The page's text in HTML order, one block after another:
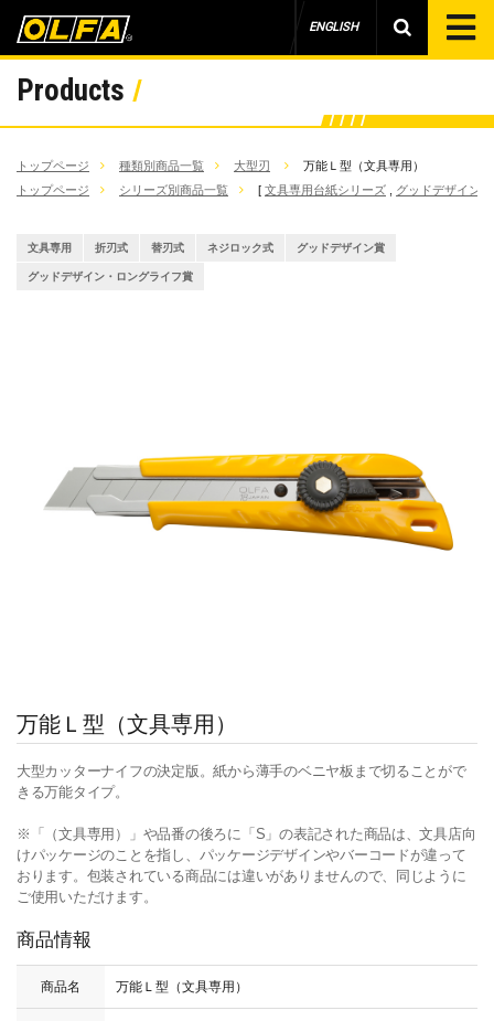
ENGLISH
Products
トップページ 種類別商品一覧 大型刃
万能Ｌ型（文具専用）
トップページ
シリーズ別商品一覧 [ 文具専用台紙シリーズ グッドデザイン
文具専用 折刃式 替刃式 ネジロック式 グッドデザイン賞
グッドデザイン・ロングライフ賞
万能Ｌ型（文具専用）
大型カッターナイフの決定版。紙から薄手のベニヤ板まで切ることがで
きる万能タイプ。
※「（文具専用）」や品番の後ろに「S」の表記された商品は、文具店向
けパッケージのことを指し、パッケージデザインやバーコードが違って
おります。包装されている商品には違いがありませんので、同じように
ご使用いただけます。
商品情報
商品名 万能Ｌ型（文具専用）